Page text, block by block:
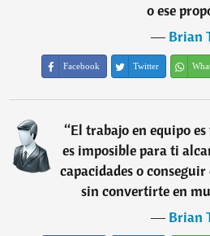
o ese
―Brian
Facebook Twitter
“El trabajo en equipo
es imposible para ti
capacidades o
sin convertirte en
―Brian